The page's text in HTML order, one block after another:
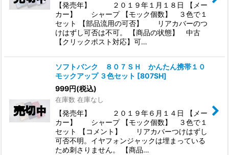
【発売年】 ２０１９年１月１８日 【メー
カー】 シャープ 【モック個数】 ３色で１
セット 【部品流用の可否】 リアカバーのつ
けはずし可否は不可。 【商品の状態】 中古
【クリックポスト対応】可…
ソフトバンク ８０７ＳＨ かんたん携帯１０
モックアップ ３色セット [807SH]
999円(税込)
在庫数 在庫なし
【発売年】 ２０１９年６月１４日 【メー
カー】 シャープ 【モック個数】 ３色で１
セット 【コメント】 リアカバーつけはずし
可否不明。イヤフォンジャックは埋まっている
ため刺さりません。 【商品…